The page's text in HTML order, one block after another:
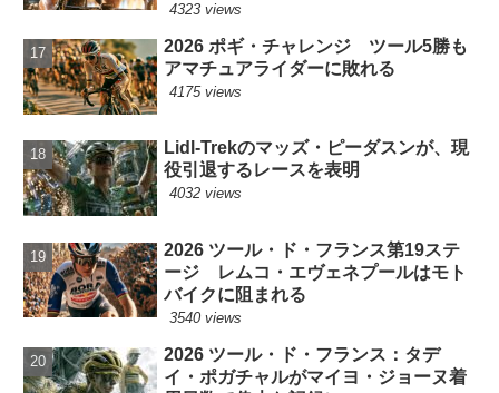
4323 views
2026 ポギ・チャレンジ ツール5勝も
アマチュアライダーに敗れる
4175 views
Lidl-Trekのマッズ・ピーダスンが、現
役引退するレースを表明
4032 views
2026 ツール・ド・フランス第19ステ
ージ レムコ・エヴェネプールはモト
バイクに阻まれる
3540 views
2026 ツール・ド・フランス：タデ
イ・ポガチャルがマイヨ・ジョーヌ着